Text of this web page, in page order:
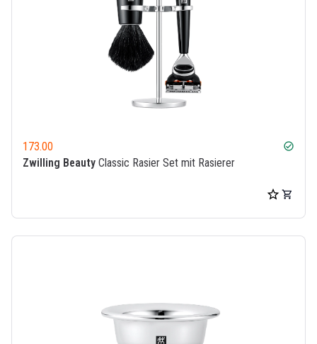
173.00 check_circle
Zwilling Beauty Classic Rasier Set mit Rasierer